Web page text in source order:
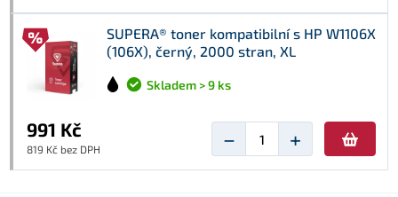
SUPERA® toner kompatibilní s HP W1106X
(106X), černý, 2000 stran, XL
Skladem > 9 ks
991 Kč
819 Kč bez DPH − +